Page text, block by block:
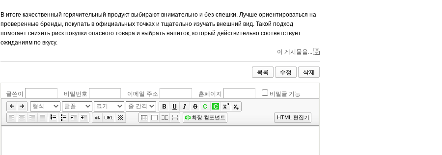
В итоге качественный горячительный продукт выбирают внимательно и без спешки. Лучше ориентироваться на
проверенные бренды, покупать в официальных точках и тщательно изучать внешний вид. Такой подход
помогает снизить риск покупки опасного товара и выбрать напиток, который действительно соответствует
ожиданиям по вкусу.
이 게시물을...
목록 수정 삭제
글쓴이 비밀번호 이메일 주소 홈페이지
비밀글 기능
편
도
확장 컴포넌트 HTML 편집기